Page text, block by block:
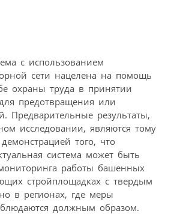
с использованием
сети нацелена на помощь
охраны труда в принятии
предотвращения или
Предварительные результаты,
исследовании, являются тому
того, что
система может быть
работы башенных
стройплощадках с твердым
в регионах, где меры
должным образом.